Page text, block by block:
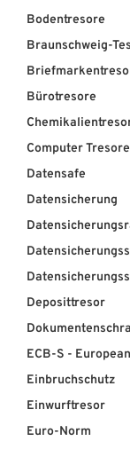
ÜBER UNS
Über uns
Messen & Events
Presse
Karriere
Unternehmen
Bodentresore
Braunschweig-
Bürotresore
Computer Tresore
Datensafe
Datensicherung
Deposittresor
ECB-S -
Einbruchschutz
Einwurftresor
Euro-Norm